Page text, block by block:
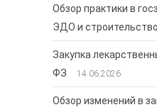
Обзор практики в
ЭДО и строительство
Закупка
ФЗ
14.06.2026
Обзор изменений в